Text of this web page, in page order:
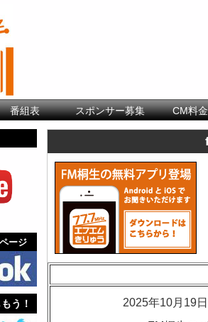
番組表 スポンサー募集 CM料
ージ
う！
2025年10月19